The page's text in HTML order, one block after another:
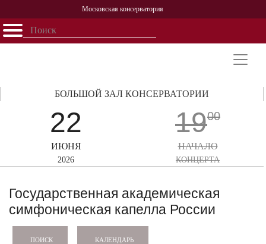
Московская консерватория
Открыть - закрыть
Персоналии
История
22
ИЮНЯ
2026
БОЛЬШОЙ ЗАЛ КОНСЕРВАТОРИИ
1900
НАЧАЛО
КОНЦЕРТА
Государственная академическая
симфоническая капелла России
ПОИСК КАЛЕНДАРЬ